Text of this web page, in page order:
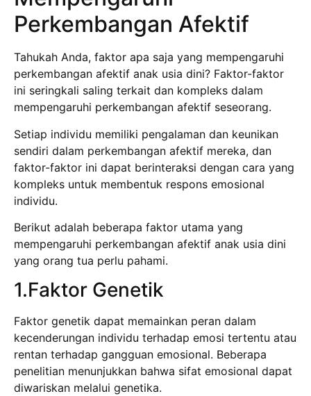
Perkembangan Afektif
Tahukah Anda, faktor apa saja yang mempengaruhi
perkembangan afektif anak usia dini? Faktor-faktor
ini seringkali saling terkait dan kompleks dalam
mempengaruhi perkembangan afektif seseorang.
Setiap individu memiliki pengalaman dan keunikan
sendiri dalam perkembangan afektif mereka, dan
faktor-faktor ini dapat berinteraksi dengan cara yang
kompleks untuk membentuk respons emosional
individu.
Berikut adalah beberapa faktor utama yang
mempengaruhi perkembangan afektif anak usia dini
yang orang tua perlu pahami.
1.Faktor Genetik
Faktor genetik dapat memainkan peran dalam
kecenderungan individu terhadap emosi tertentu atau
rentan terhadap gangguan emosional. Beberapa
penelitian menunjukkan bahwa sifat emosional dapat
diwariskan melalui genetika.